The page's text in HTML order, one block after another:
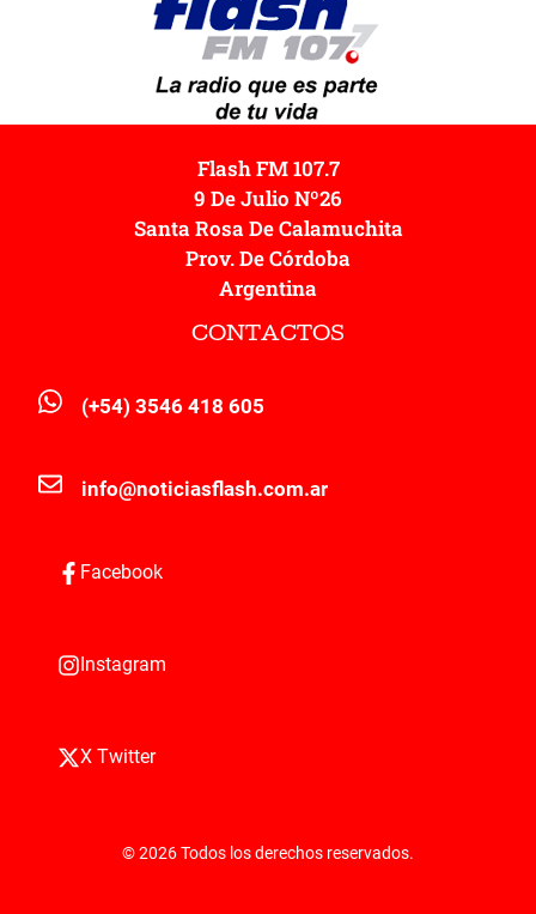
Flash FM 107.7
9 De Julio Nº26
Santa Rosa De Calamuchita
Prov. De Córdoba
Argentina
CONTACTOS
(+54) 3546 418 605
info@noticiasflash.com.ar
Facebook
Instagram
X Twitter
© 2026 Todos los derechos reservados.